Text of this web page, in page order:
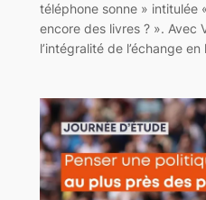
téléphone sonne » intitulée
encore des livres ? ». Avec
l’intégralité de l’échange